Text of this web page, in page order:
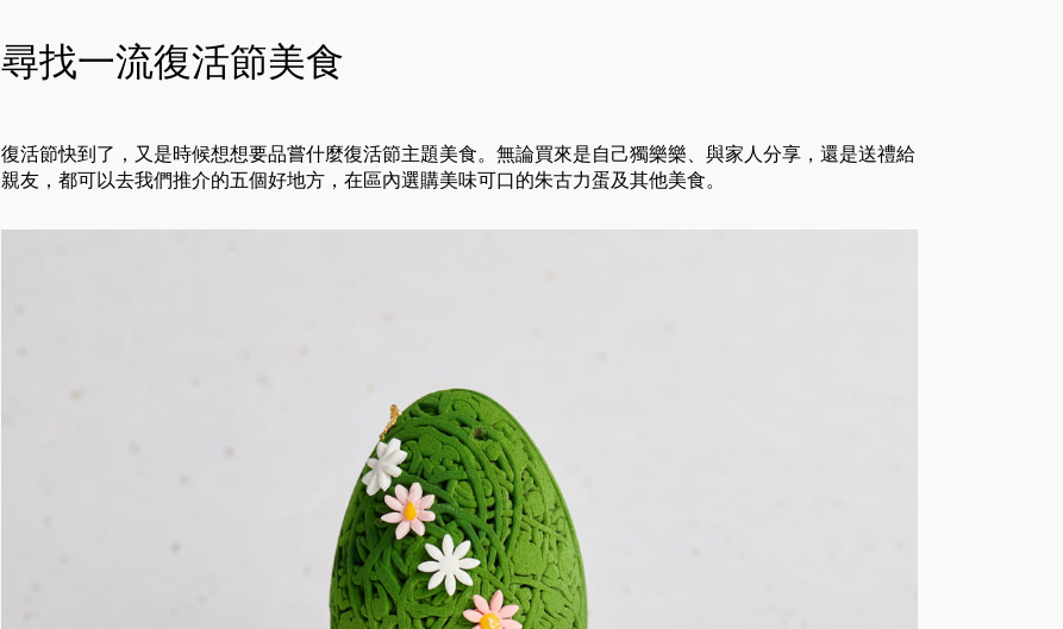
尋找一流復活節美食
復活節快到了，又是時候想想要品嘗什麼復活節主題美食。無論買來是自己獨樂樂、與家人分享，還是送禮給
親友，都可以去我們推介的五個好地方，在區內選購美味可口的朱古力蛋及其他美食。